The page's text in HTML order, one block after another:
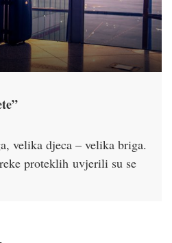
velika djeca – velika briga.
proteklih uvjerili su se